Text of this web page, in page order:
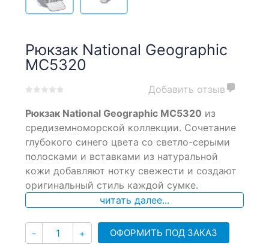
Рюкзак National Geographic
MC5320
out
based
on
customer
ratings
Добавить отзыв
Рюкзак National Geographic MC5320 из
средиземноморской коллекции. Сочетание
глубокого синего цвета со светло-серыми
полосками и вставками из натуральной
кожи добавляют нотку свежести и создают
оригинальный стиль каждой сумке.
читать далее...
- Количество
+ ОФОРМИТЬ ПОД ЗАКАЗ